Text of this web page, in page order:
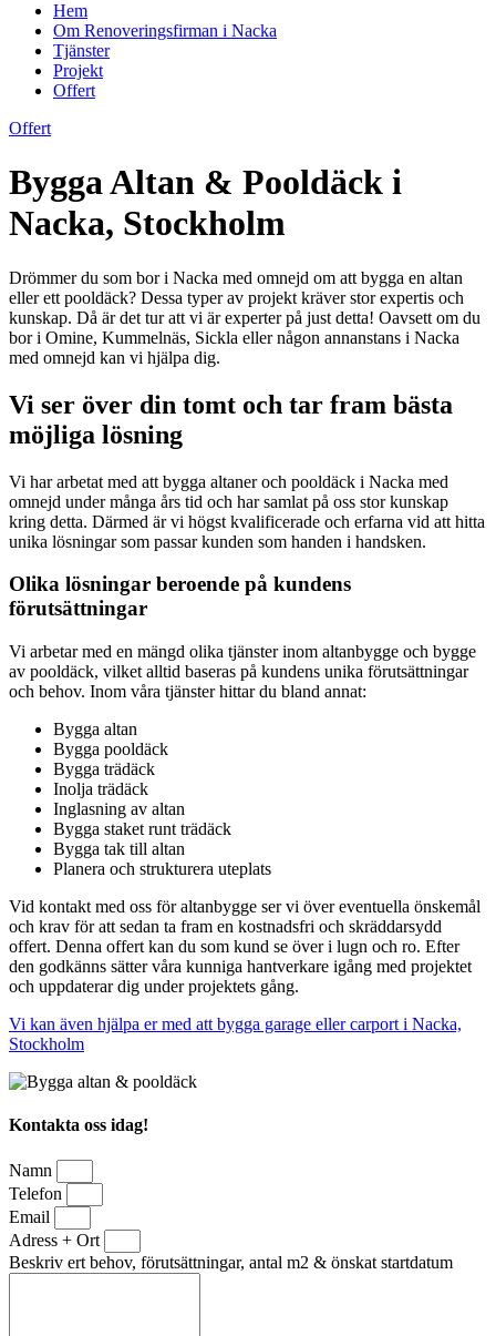
Hem
Om Renoveringsfirman i Nacka
Tjänster
Projekt
Offert
Offert
Bygga Altan & Pooldäck i
Nacka, Stockholm
Drömmer du som bor i Nacka med omnejd om att bygga en altan
eller ett pooldäck? Dessa typer av projekt kräver stor expertis och
kunskap. Då är det tur att vi är experter på just detta! Oavsett om du
bor i Omine, Kummelnäs, Sickla eller någon annanstans i Nacka
med omnejd kan vi hjälpa dig.
Vi ser över din tomt och tar fram bästa
möjliga lösning
Vi har arbetat med att bygga altaner och pooldäck i Nacka med
omnejd under många års tid och har samlat på oss stor kunskap
kring detta. Därmed är vi högst kvalificerade och erfarna vid att hitta
unika lösningar som passar kunden som handen i handsken.
Olika lösningar beroende på kundens
förutsättningar
Vi arbetar med en mängd olika tjänster inom altanbygge och bygge
av pooldäck, vilket alltid baseras på kundens unika förutsättningar
och behov. Inom våra tjänster hittar du bland annat:
Bygga altan
Bygga pooldäck
Bygga trädäck
Inolja trädäck
Inglasning av altan
Bygga staket runt trädäck
Bygga tak till altan
Planera och strukturera uteplats
Vid kontakt med oss för altanbygge ser vi över eventuella önskemål
och krav för att sedan ta fram en kostnadsfri och skräddarsydd
offert. Denna offert kan du som kund se över i lugn och ro. Efter
den godkänns sätter våra kunniga hantverkare igång med projektet
och uppdaterar dig under projektets gång.
Vi kan även hjälpa er med att bygga garage eller carport i Nacka,
Stockholm
Kontakta oss idag!
Namn
Telefon
Email
Adress + Ort
Beskriv ert behov, förutsättningar, antal m2 & önskat startdatum